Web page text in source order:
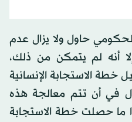
حاول ولا يزال عدم
أنه لم يتمكن من ذلك،
خطة الاستجابة الإنسانية
في أن تتم معالجة هذه
ما حصلت خطة الاستجابة